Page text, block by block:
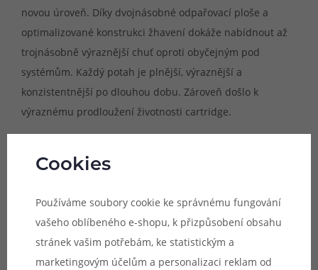
novou úroveň. Díky dvojnásobné odpařovací ploše a
optimalizované konstrukci žhavení dokáže nabídnout až
trojnásobně výraznější chuť oproti obyčejným pod
systémům. Každý potah je plnější, výraznější a
konzistentnější po dlouhou dobu. Zároveň došlo k
výraznému prodloužení životnosti cartridge.
Cookies
Používáme soubory cookie ke správnému fungování
vašeho oblíbeného e-shopu, k přizpůsobení obsahu
stránek vašim potřebám, ke statistickým a
marketingovým účelům a personalizaci reklam od